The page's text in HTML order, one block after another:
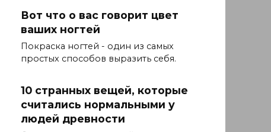
Вот что о вас говорит цвет
ваших ногтей
Покраска ногтей - один из самых
простых способов выразить себя.
10 странных вещей, которые
считались нормальными у
людей древности